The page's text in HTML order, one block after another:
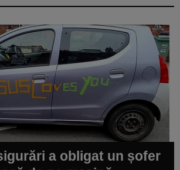
a obligat un șofer